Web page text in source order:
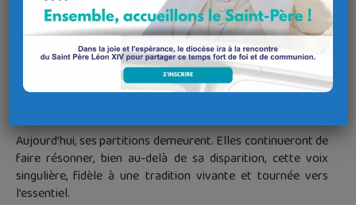
Ceux qui l’ont connu gardent le souvenir d’un homme
engagé, attentif, exigeant dans le travail, animé par la
conviction que la musique peut élever et rassembler.
Ses obsèques ont été célébrées le jeudi 4 juin 2026 à 14 h 30,
en l’église de Dirinon, réunissant ceux qui ont partagé son
Aujourd’hui, ses partitions demeurent. Elles continueront de
faire résonner, bien au-delà de sa disparition, cette voix
singulière, fidèle à une tradition vivante et tournée vers
l’essentiel.